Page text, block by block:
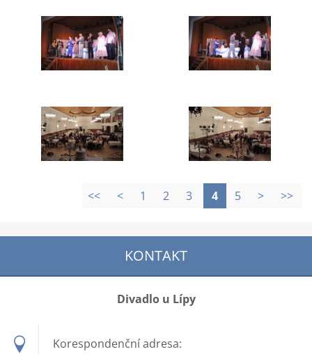
<< < 1 2 3 4 5 > >>
KONTAKT
Divadlo u Lípy
Korespondenční adresa: